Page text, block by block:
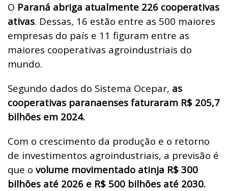
O Paraná abriga atualmente 226 cooperativas
ativas. Dessas, 16 estão entre as 500 maiores
empresas do país e 11 figuram entre as
maiores cooperativas agroindustriais do
mundo.
Segundo dados do Sistema Ocepar, as
cooperativas paranaenses faturaram R$ 205,7
bilhões em 2024.
Com o crescimento da produção e o retorno
de investimentos agroindustriais, a previsão é
que o volume movimentado atinja R$ 300
bilhões até 2026 e R$ 500 bilhões até 2030.